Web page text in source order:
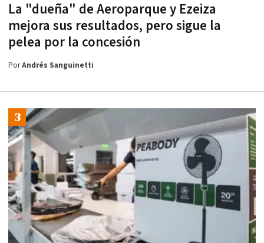
La "dueña" de Aeroparque y Ezeiza
mejora sus resultados, pero sigue la
pelea por la concesión
PorAndrés Sanguinetti